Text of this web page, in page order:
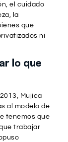
el cuidado
la
que
ni
lo que
Mujica
al modelo de
tenemos que
trabajar